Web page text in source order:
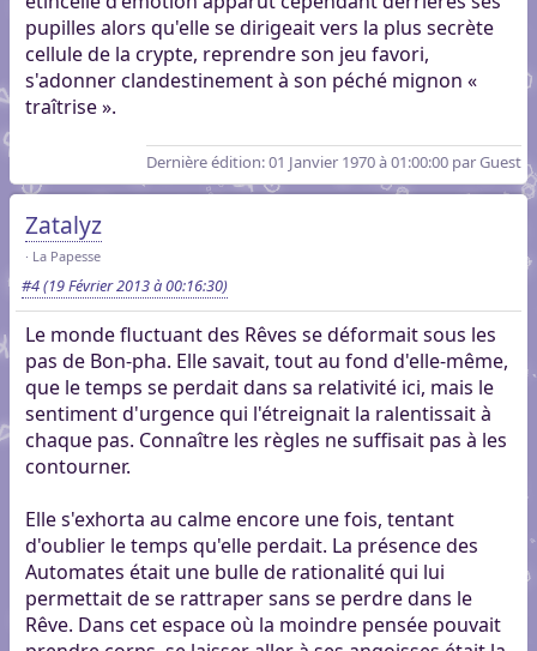
pupilles alors qu'elle se dirigeait vers la plus secrète
cellule de la crypte, reprendre son jeu favori,
s'adonner clandestinement à son péché mignon «
traîtrise ».
Dernière édition: 01 Janvier 1970 à 01:00:00 par Guest
Zatalyz
La Papesse
#4(19 Février 2013 à 00:16:30)
Le monde fluctuant des Rêves se déformait sous les
pas de Bon-pha. Elle savait, tout au fond d'elle-même,
que le temps se perdait dans sa relativité ici, mais le
sentiment d'urgence qui l'étreignait la ralentissait à
chaque pas. Connaître les règles ne suffisait pas à les
contourner.
Elle s'exhorta au calme encore une fois, tentant
d'oublier le temps qu'elle perdait. La présence des
Automates était une bulle de rationalité qui lui
permettait de se rattraper sans se perdre dans le
Rêve. Dans cet espace où la moindre pensée pouvait